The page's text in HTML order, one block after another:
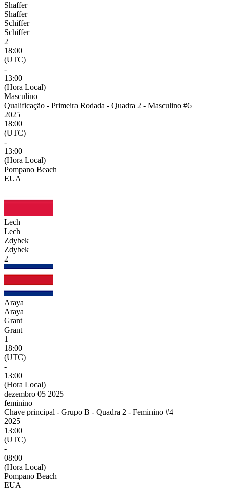
Shaffer
Shaffer
Schiffer
Schiffer
2
18:00
(UTC)
-
13:00
(Hora Local)
Masculino
Qualificação - Primeira Rodada - Quadra 2 - Masculino #6
2025
18:00
(UTC)
-
13:00
(Hora Local)
Pompano Beach
EUA
Lech
Lech
Zdybek
Zdybek
2
Araya
Araya
Grant
Grant
1
18:00
(UTC)
-
13:00
(Hora Local)
dezembro 05 2025
feminino
Chave principal - Grupo B - Quadra 2 - Feminino #4
2025
13:00
(UTC)
-
08:00
(Hora Local)
Pompano Beach
EUA